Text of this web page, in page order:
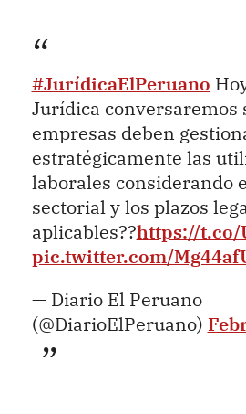
#JurídicaElPeruano
Jurídica conversaremos
empresas deben
estratégicamente las
laborales considerando
sectorial y los plazos
aplicables??https://t.co/
pic.twitter.com/
— Diario El Peruano
(@DiarioElPeruano)